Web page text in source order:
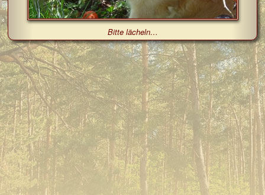
Bitte lächeln…